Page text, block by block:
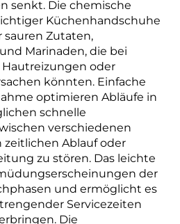
senkt. Die chemische
Küchenhandschuhe
sauren Zutaten,
Marinaden, die bei
oder
könnten. Einfache
optimieren Abläufe in
schnelle
verschiedenen
Ablauf oder
zu stören. Das leichte
der
und ermöglicht es
Servicezeiten
Die